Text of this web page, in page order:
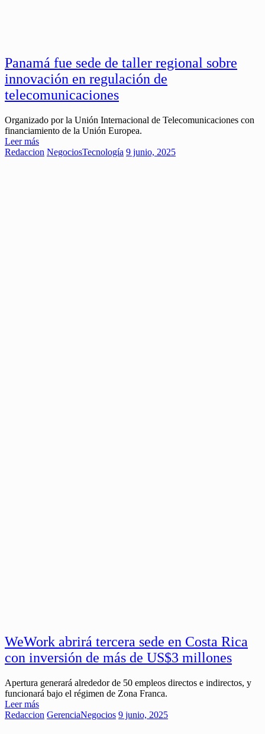
Panamá fue sede de taller regional sobre
innovación en regulación de
telecomunicaciones
Organizado por la Unión Internacional de Telecomunicaciones con
financiamiento de la Unión Europea.
Leer más
Redaccion NegociosTecnología 9 junio, 2025
WeWork abrirá tercera sede en Costa Rica
con inversión de más de US$3 millones
Apertura generará alrededor de 50 empleos directos e indirectos, y
funcionará bajo el régimen de Zona Franca.
Leer más
Redaccion GerenciaNegocios 9 junio, 2025